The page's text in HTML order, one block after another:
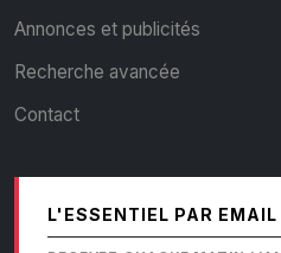
Annonces et publicités
Recherche avancée
Contact
L'ESSENTIEL PAR EMAIL